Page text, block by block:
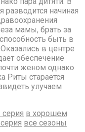
начиная
мамы, брать за
быть в
в центре
обеспечение
женом однако
Риты старается
улучаем
в хорошем
все сезоны